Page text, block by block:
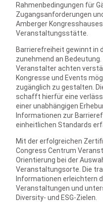
Rahmenbedingungen für
Zugangsanforderungen
Amberger
Veranstaltungsstätte.
Barrierefreiheit gewinnt in
zunehmend an
Veranstalter achten
Kongresse und Events
zugänglich zu gestalten.
schafft hierfür eine
einer unabhängigen
Informationen zur
einheitlichen Standards
Mit der erfolgreichen
Congress Centrum
Orientierung bei der
Veranstaltungsorte. Die
Informationen erleichtern
Veranstaltungen und
Diversity- und ESG-Zielen.